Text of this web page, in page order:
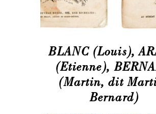
BLANC (Louis),
(Etienne),
(Martin, dit
Bernard)